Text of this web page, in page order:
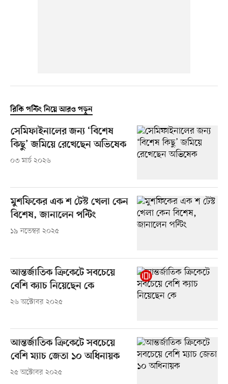
রিকি পন্টিং নিয়ে আরও পড়ুন
সেমিফাইনালের জন্য ‘বিশেষ
কিছু’ জমিয়ে রেখেছেন অভিষেক
০৩ মার্চ ২০২৬
মুশফিকের এক শ টেস্ট খেলা কেন
বিশেষ, জানালেন পন্টিং
১৯ নভেম্বর ২০২৫
আন্তর্জাতিক ক্রিকেটে সবচেয়ে
বেশি ক্যাচ নিয়েছেন কে
২৬ অক্টোবর ২০২৫
আন্তর্জাতিক ক্রিকেটে সবচেয়ে
বেশি ম্যাচ জেতা ১০ অধিনায়ক
২৫ অক্টোবর ২০২৫